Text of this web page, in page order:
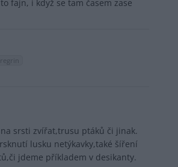
fajn, i když se tam časem zase
srsti zvířat,trusu ptáků či jinak.
lusku netýkavky,také šíření
jdeme příkladem v desikanty.